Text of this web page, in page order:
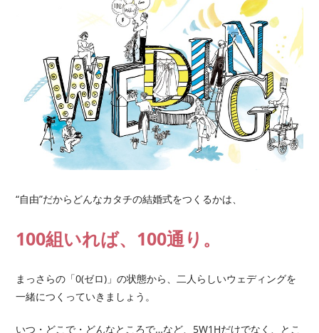
“自由”だからどんなカタチの結婚式をつくるかは、
100組いれば、100通り。
まっさらの「0(ゼロ)」の状態から、二人らしいウェディングを
一緒につくっていきましょう。
いつ・どこで・どんなところで…など、 5W1Hだけでなく、とこ